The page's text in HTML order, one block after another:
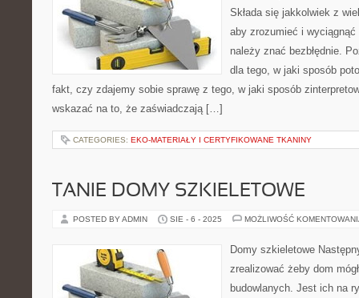
Składa się jakkolwiek z
aby zrozumieć i
należy znać bezbłędnie.
dla tego, w jaki sposób
fakt, czy zdajemy sobie sprawę z tego, w jaki sposób
wskazać na to, że zaświadczają […]
CATEGORIES: EKO-MATERIAŁY I CERTYFIKOWANE TKANINY
TANIE DOMY SZKIELETOWE
POSTED BY ADMIN SIE - 6 - 2025 MOŻLIWOŚĆ
Domy szkieletowe
zrealizować żeby dom
budowlanych. Jest ich na